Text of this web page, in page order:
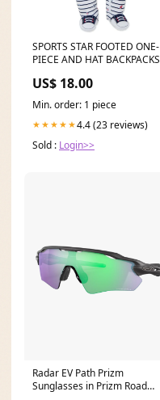
SPORTS STAR FOOTED ONE-
PIECE AND HAT BACKPACKS
US$ 18.00
Min. order: 1 piece
★★★★★4.4 (23 reviews)
Sold : Login>>
Radar EV Path Prizm
Sunglasses in Prizm Road